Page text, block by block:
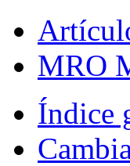
MRO
Índice